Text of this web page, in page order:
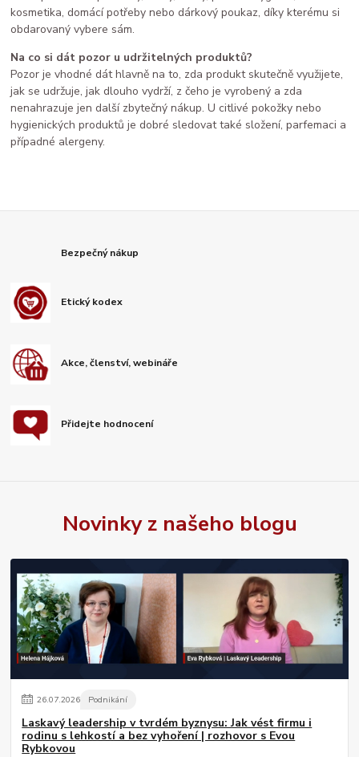
kosmetika, domácí potřeby nebo dárkový poukaz, díky kterému si
obdarovaný vybere sám.
Na co si dát pozor u udržitelných produktů?
Pozor je vhodné dát hlavně na to, zda produkt skutečně využijete,
jak se udržuje, jak dlouho vydrží, z čeho je vyrobený a zda
nenahrazuje jen další zbytečný nákup. U citlivé pokožky nebo
hygienických produktů je dobré sledovat také složení, parfemaci a
případné alergeny.
Bezpečný nákup
Etický kodex
Akce, členství, webináře
Přidejte hodnocení
Novinky z našeho blogu
26.07.2026 Podnikání
Laskavý leadership v tvrdém byznysu: Jak vést firmu i
rodinu s lehkostí a bez vyhoření | rozhovor s Evou
Rybkovou